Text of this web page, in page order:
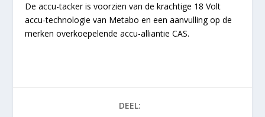
De accu-tacker is voorzien van de krachtige 18 Volt
accu-technologie van Metabo en een aanvulling op de
merken overkoepelende accu-alliantie CAS.
DEEL: